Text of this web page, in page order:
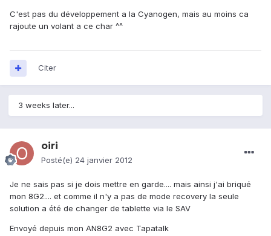
C'est pas du développement a la Cyanogen, mais au moins ca
rajoute un volant a ce char ^^
Citer
3 weeks later...
oiri
Posté(e) 24 janvier 2012
Je ne sais pas si je dois mettre en garde.... mais ainsi j'ai briqué
mon 8G2.... et comme il n'y a pas de mode recovery la seule
solution a été de changer de tablette via le SAV
Envoyé depuis mon AN8G2 avec Tapatalk